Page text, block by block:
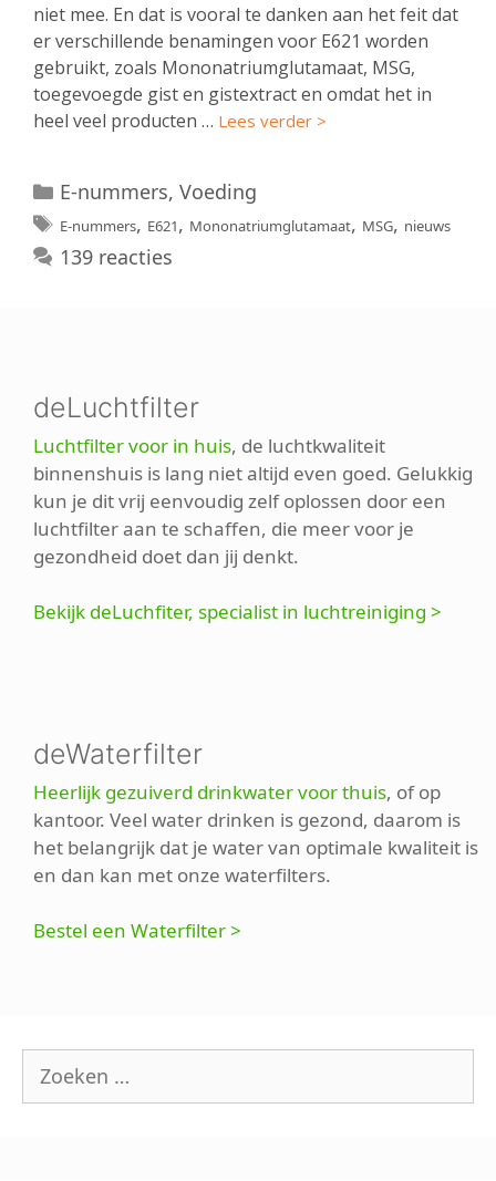
niet mee. En dat is vooral te danken aan het feit dat
er verschillende benamingen voor E621 worden
gebruikt, zoals Mononatriumglutamaat, MSG,
toegevoegde gist en gistextract en omdat het in
heel veel producten … Lees verder >
Categorieën
E-nummers, Voeding
Tags
E-nummers, E621, Mononatriumglutamaat, MSG, nieuws
139 reacties
deLuchtfilter
Luchtfilter voor in huis, de luchtkwaliteit
binnenshuis is lang niet altijd even goed. Gelukkig
kun je dit vrij eenvoudig zelf oplossen door een
luchtfilter aan te schaffen, die meer voor je
gezondheid doet dan jij denkt.
Bekijk deLuchfiter, specialist in luchtreiniging >
deWaterfilter
Heerlijk gezuiverd drinkwater voor thuis, of op
kantoor. Veel water drinken is gezond, daarom is
het belangrijk dat je water van optimale kwaliteit is
en dan kan met onze waterfilters.
Bestel een Waterfilter >
Zoek
naar: